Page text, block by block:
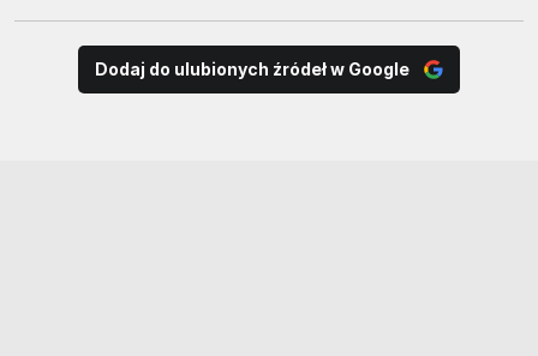
Dodaj do ulubionych źródeł w Google